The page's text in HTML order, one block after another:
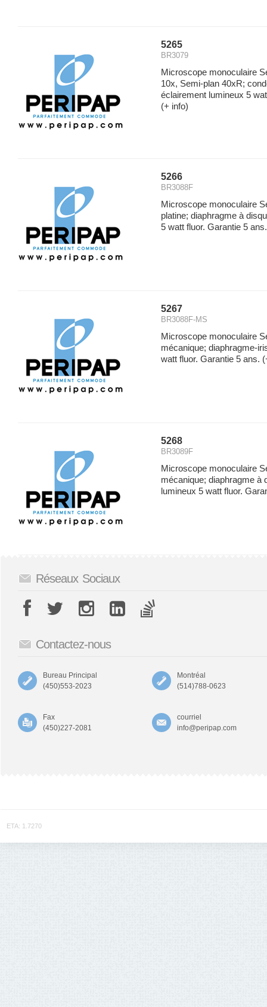
5265
BR3079
Microscope monoculaire
10x, Semi-plan 40xR;
éclairement lumineux 5
(+ info)
5266
BR3088F
Microscope monoculaire
platine; diaphragme à
5 watt fluor. Garantie 5 ans.
5267
BR3088F-MS
Microscope monoculaire
mécanique; diaphragme-
watt fluor. Garantie 5 ans.
5268
BR3089F
Microscope monoculaire
mécanique; diaphragme à
lumineux 5 watt fluor.
Réseaux Sociaux
Contactez-nous
Bureau Principal
(450)553-2023
Montréal
(514)788-0623
Fax
(450)227-2081
courriel
info@peripap.com
ETA: 1.7270